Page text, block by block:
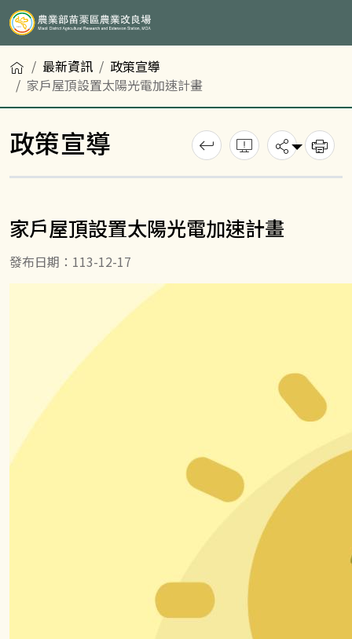
首頁最新資訊
政策宣導
家戶屋頂設置太陽光電加速計畫
政策宣導 回上一頁錯誤回報
分享
列
家戶屋頂設置太陽光電加速計畫
發布日期：113-12-17